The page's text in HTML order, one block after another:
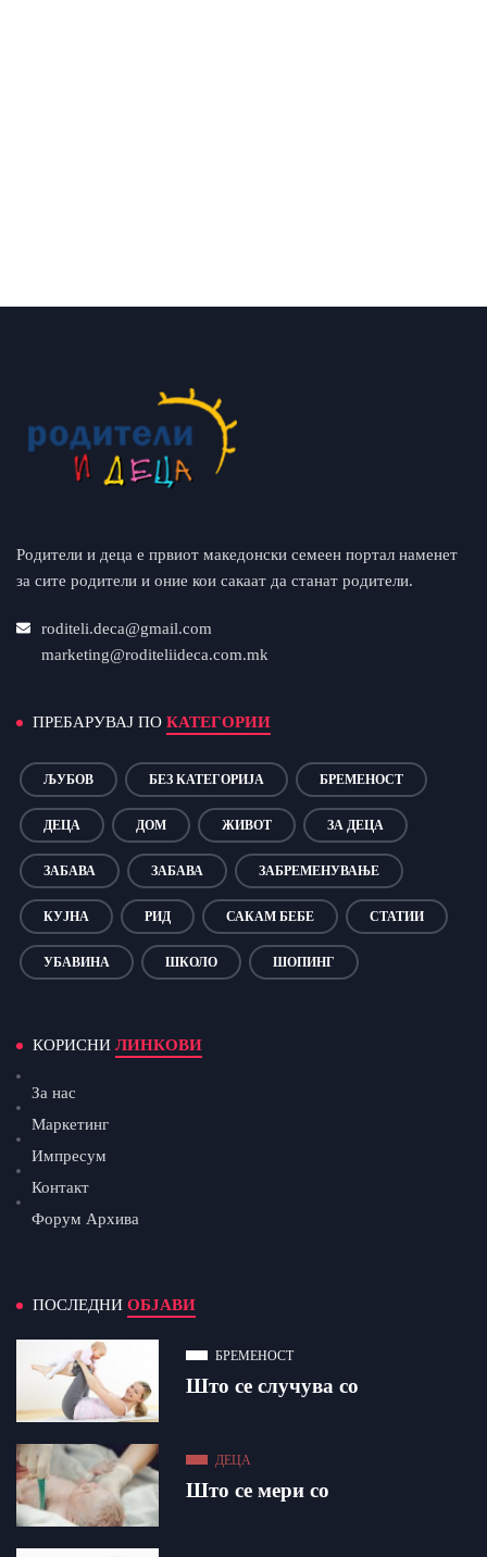
Родители и деца е првиот македонски семеен портал наменет
за сите родители и оние кои сакаат да станат родители.
roditeli.deca@gmail.com
marketing@roditeliideca.com.mk
ПРЕБАРУВАЈ ПО КАТЕГОРИИ
ЉУБОВ БЕЗ КАТЕГОРИЈА БРЕМЕНОСТ
ДЕЦА ДОМ ЖИВОТ ЗА ДЕЦА
ЗАБАВА ЗАБАВА ЗАБРЕМЕНУВАЊЕ
КУЈНА РИД САКАМ БЕБЕ СТАТИИ
УБАВИНА ШКОЛО ШОПИНГ
КОРИСНИ ЛИНКОВИ
За нас
Маркетинг
Импресум
Контакт
Форум Архива
ПОСЛЕДНИ ОБЈАВИ
БРЕМЕНОСТ
Што се случува со
ДЕЦА
Што се мери со